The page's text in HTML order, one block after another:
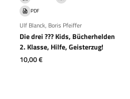
PDF
Ulf Blanck, Boris Pfeiffer
Die drei ??? Kids, Bücherhelden
2. Klasse, Hilfe, Geisterzug!
Angebot
10,00 €